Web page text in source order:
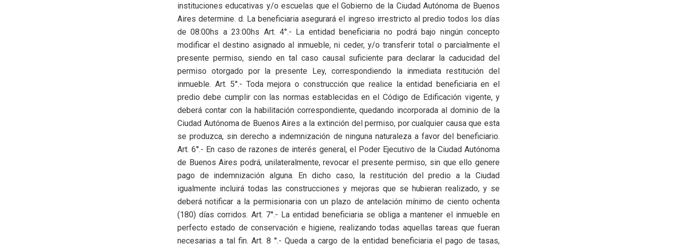
instituciones educativas y/o escuelas que el Gobierno de la Ciudad Autónoma de Buenos
Aires determine. d. La beneficiaria asegurará el ingreso irrestricto al predio todos los días
de 08:00hs a 23:00hs Art. 4°.- La entidad beneficiaria no podrá bajo ningún concepto
modificar el destino asignado al inmueble, ni ceder, y/o transferir total o parcialmente el
presente permiso, siendo en tal caso causal suficiente para declarar la caducidad del
permiso otorgado por la presente Ley, correspondiendo la inmediata restitución del
inmueble. Art. 5°.- Toda mejora o construcción que realice la entidad beneficiaria en el
predio debe cumplir con las normas establecidas en el Código de Edificación vigente, y
deberá contar con la habilitación correspondiente, quedando incorporada al dominio de la
Ciudad Autónoma de Buenos Aires a la extinción del permiso, por cualquier causa que esta
se produzca, sin derecho a indemnización de ninguna naturaleza a favor del beneficiario.
Art. 6°.- En caso de razones de interés general, el Poder Ejecutivo de la Ciudad Autónoma
de Buenos Aires podrá, unilateralmente, revocar el presente permiso, sin que ello genere
pago de indemnización alguna. En dicho caso, la restitución del predio a la Ciudad
igualmente incluirá todas las construcciones y mejoras que se hubieran realizado, y se
deberá notificar a la permisionaria con un plazo de antelación mínimo de ciento ochenta
(180) días corridos. Art. 7°.- La entidad beneficiaria se obliga a mantener el inmueble en
perfecto estado de conservación e higiene, realizando todas aquellas tareas que fueran
necesarias a tal fin. Art. 8 °.- Queda a cargo de la entidad beneficiaria el pago de tasas,